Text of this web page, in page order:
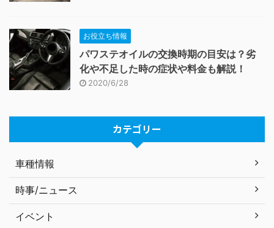
お役立ち情報
パワステオイルの交換時期の目安は？劣
化や不足した時の症状や料金も解説！
2020/6/28
カテゴリー
車種情報
時事/ニュース
イベント